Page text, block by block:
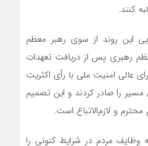
کنند.
این روند از سوی رهبر معظم
رهبری پس از دریافت تعهدات
عالی امنیت ملی با رأی اکثریت
مسیر را صادر کردند و این تصمیم
و لازم‌الاتباع است.
وظایف مردم در شرایط کنونی را